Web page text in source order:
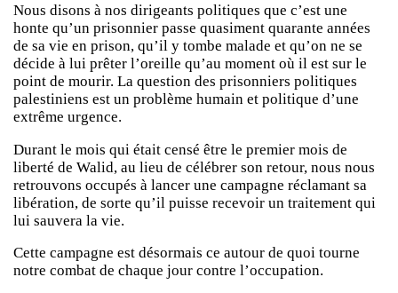
Nous disons à nos dirigeants politiques que c’est une
honte qu’un prisonnier passe quasiment quarante années
de sa vie en prison, qu’il y tombe malade et qu’on ne se
décide à lui prêter l’oreille qu’au moment où il est sur le
point de mourir. La question des prisonniers politiques
palestiniens est un problème humain et politique d’une
extrême urgence.
Durant le mois qui était censé être le premier mois de
liberté de Walid, au lieu de célébrer son retour, nous nous
retrouvons occupés à lancer une campagne réclamant sa
libération, de sorte qu’il puisse recevoir un traitement qui
lui sauvera la vie.
Cette campagne est désormais ce autour de quoi tourne
notre combat de chaque jour contre l’occupation.